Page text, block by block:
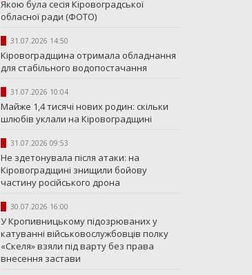
Якою була сесія Кіровоградської
обласної ради (ФОТО)
31.07.2026 14:50
Кіровоградщина отримала обладнання
для стабільного водопостачання
31.07.2026 10:04
Майже 1,4 тисячі нових родин: скільки
шлюбів уклали на Кіровоградщині
31.07.2026 09:53
Не здетонувала після атаки: на
Кіровоградщині знищили бойову
частину російського дрона
30.07.2026 16:00
У Кропивницькому підозрюваних у
катуванні військовослужбовців полку
«Скеля» взяли під варту без права
внесення застави